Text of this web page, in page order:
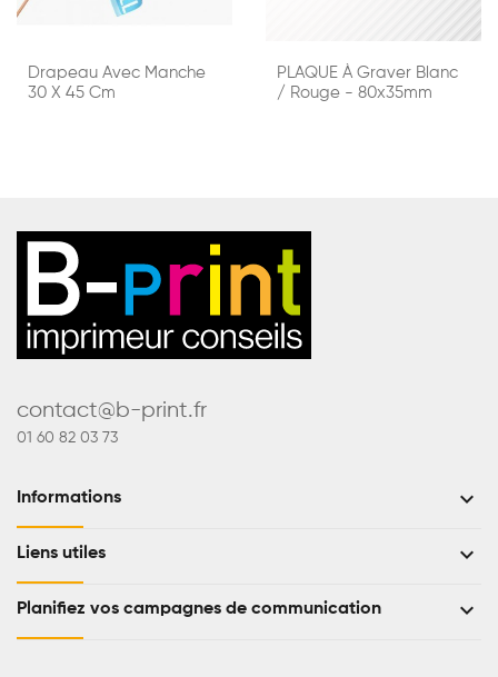
Drapeau Avec Manche
30 X 45 Cm
PLAQUE À Graver Blanc
/ Rouge - 80x35mm
contact@b-print.fr
01 60 82 03 73
Informations keyboard_arrow_down
Liens utiles keyboard_arrow_down
Planifiez vos campagnes de communication keyboard_arrow_down